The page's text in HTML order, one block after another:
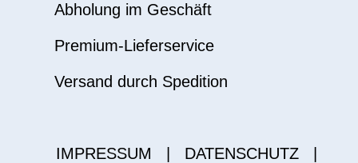
Abholung im Geschäft
Premium-Lieferservice
Versand durch Spedition
IMPRESSUM DATENSCHUTZ